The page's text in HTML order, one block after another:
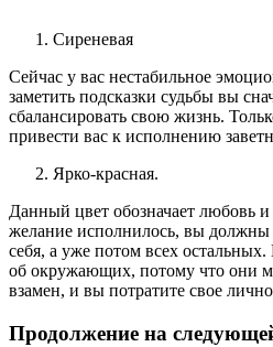
Сиреневая
Сейчас у вас нестабильное
заметить подсказки судьбы вы
сбалансировать свою жизнь.
привести вас к исполнению
Ярко-красная.
Данный цвет обозначает любовь
желание исполнилось, вы должны
себя, а уже потом всех
об окружающих, потому что они
взамен, и вы потратите свое
Продолжение на